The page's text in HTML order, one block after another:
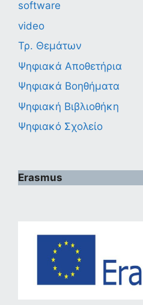
software
video
Τρ. Θεμάτων
Ψηφιακά Αποθετήρια
Ψηφιακά Βοηθήματα
Ψηφιακή Βιβλιοθήκη
Ψηφιακό Σχολείο
Erasmus